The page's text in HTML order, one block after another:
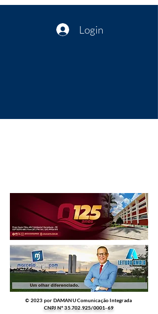
Login
© 2023 por DAMANU Comunicação Integrada
CNPJ Nº35.702.925/0001-69